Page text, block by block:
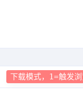
下载模式，1=触发